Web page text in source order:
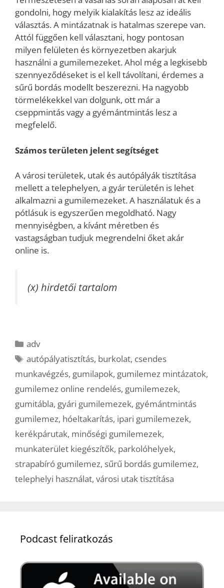
gondolni, hogy melyik kialakítás lesz az ideális
választás. A mintázatnak is hatalmas szerepe van.
Attól függően kell választani, hogy pontosan
milyen felületen és környezetben akarjuk
használni a gumilemezeket. Ahol még a legkisebb
szennyeződéseket is el kell távolítani, érdemes a
sűrű bordás modellt beszerezni. Ha nagyobb
törmelékekkel van dolgunk, ott már a
cseppmintás vagy a gyémántmintás lesz a
megfelelő.
Számos területen jelent segítséget
A városi területek, utak és autópályák tisztítása
mellett a telephelyen, a gyár területén is lehet
alkalmazni a gumilemezeket. A használatuk és a
pótlásuk is egyszerűen megoldható. Nagy
mennyiségben, a kívánt méretben és
vastagságban tudjuk megrendelni őket akár
online is.
(x) hirdetői tartalom
Kategória
adv
Címkék
autópályatisztítás, burkolat, csendes
munkavégzés, gumilapok, gumilemez mintázatok,
gumilemez online rendelés, gumilemezek,
gumitábla, gyári gumilemezek, gyémántmintás
gumilemez, hóeltakarítás, ipari gumilemezek,
kerékpárutak, minőségi gumilemezek,
munkaterület kiegészítők, parkolóhelyek,
strapabíró gumilemez, sűrű bordás gumilemez,
telephelyi használat, városi utak tisztítása
Podcast feliratkozás